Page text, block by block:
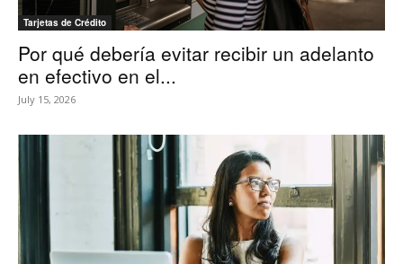
Tarjetas de Crédito
Por qué debería evitar recibir un adelanto
en efectivo en el...
July 15, 2026